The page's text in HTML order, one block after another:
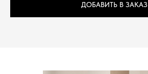
ДОБАВИТЬ В ЗАКАЗ